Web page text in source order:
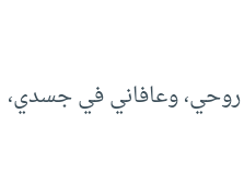
روحي، وعافاني في جسدي،